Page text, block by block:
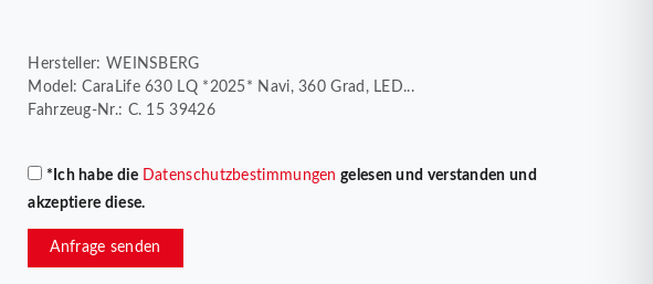
Hersteller: WEINSBERG
Model: CaraLife 630 LQ *2025* Navi, 360 Grad, LED...
Fahrzeug-Nr.: C. 15 39426
*Ich habe die Datenschutzbestimmungen gelesen und verstanden und
akzeptiere diese.
Anfrage senden